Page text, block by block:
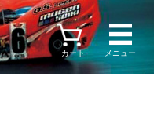
カート メニュー